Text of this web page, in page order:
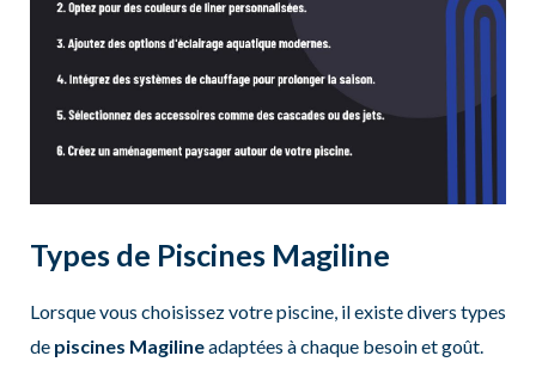
Types de Piscines Magiline
Lorsque vous choisissez votre piscine, il existe divers types
de piscines Magilineadaptées à chaque besoin et goût.